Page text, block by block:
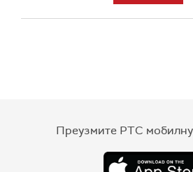
Преузмите РТС мобилну